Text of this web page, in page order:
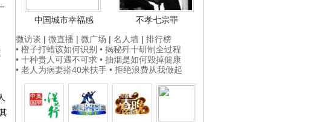
中国城市幸福感
不孝七宗罪
微访谈 | 微直播 | 微广场 | 名人墙 | 排行榜
• 橙子打蜡该如何识别 • 揭秘歼十研制全过程
• 十种贵人可遇不可求 • 抽烟是如何毁掉健康
• 老人为病妻搭40米扶手 • 拒绝浪费从我做起